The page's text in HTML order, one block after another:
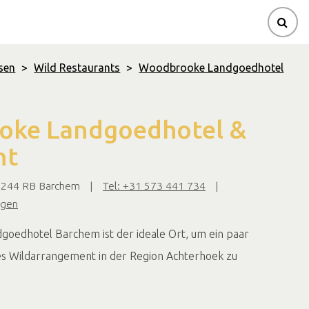
> Wild Restaurants > Woodbrooke Landgoedhotel
Landgoedhotel &
RB Barchem | Tel: +31 573 441 734
|
Barchem ist der ideale Ort, um ein paar
Wildarrangement in der Region Achterhoek zu